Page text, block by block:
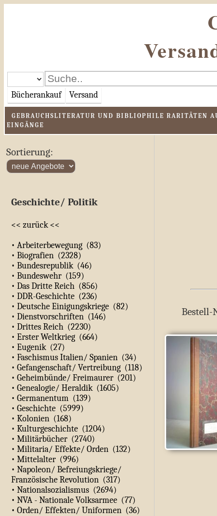
Bücherankauf Versand
GEBRAUCHSLITERATUR UND BIBLIOPHILE RARITÄTEN
EINGÄNGE
Sortierung:
Geschichte/ Politik
<< zurück <<
• Arbeiterbewegung (83)
• Biografien (2328)
• Bundesrepublik (46)
• Bundeswehr (159)
• Das Dritte Reich (856)
• DDR-Geschichte (236)
• Deutsche Einigungskriege (82)
• Dienstvorschriften (146)
• Drittes Reich (2230)
• Erster Weltkrieg (664)
• Eugenik (27)
• Faschismus Italien/ Spanien (34)
• Gefangenschaft/ Vertreibung (118)
• Geheimbünde/ Freimaurer (201)
• Genealogie/ Heraldik (1605)
• Germanentum (139)
• Geschichte (5999)
• Kolonien (168)
• Kulturgeschichte (1204)
• Militärbücher (2740)
• Militaria/ Effekte/ Orden (132)
• Mittelalter (996)
• Napoleon/ Befreiungskriege/
Französische Revolution (317)
• Nationalsozialismus (2694)
• NVA - Nationale Volksarmee (77)
• Orden/ Effekten/ Uniformen (36)
Bestell-